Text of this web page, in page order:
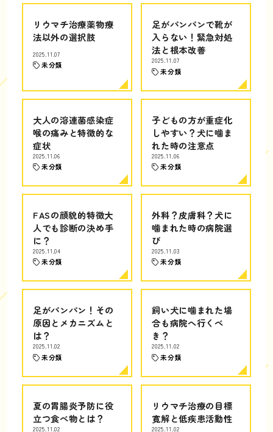
リウマチ治療薬物療
法以外の選択肢
2025.11.07
未分類
足がパンパンで靴が
入らない！緊急対処
法と根本改善
2025.11.07
未分類
大人の溶連菌感染症
喉の痛みと特徴的な
症状
2025.11.06
未分類
子どもの方が重症化
しやすい？犬に噛ま
れた時の注意点
2025.11.06
未分類
FASの顔貌的特徴大
人でも診断の決め手
に？
2025.11.04
未分類
外科？皮膚科？犬に
噛まれた時の病院選
び
2025.11.03
未分類
足がパンパン！その
原因とメカニズムと
は？
2025.11.02
未分類
飼い犬に噛まれた場
合も病院へ行くべ
き？
2025.11.02
未分類
夏の胃腸炎予防に役
立つ食べ物とは？
2025.11.02
リウマチ治療の目標
寛解と低疾患活動性
2025.11.02